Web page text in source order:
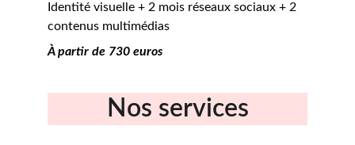
Identité visuelle + 2 mois réseaux sociaux + 2
contenus multimédias
À partir de 730 euros
Nos services